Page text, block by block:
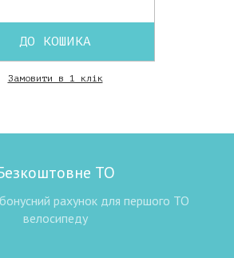
ДО КОШИКА
Замовити в 1 клік
ТО
рахунок для першого ТО
велосипеду